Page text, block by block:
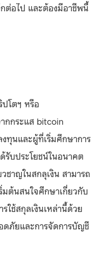
ต่อไป และต้องมีอาชีพนี้
ปโตฯ หรือ
กกระแส bitcoin
ทุนและผู้ที่เริ่มศึกษาการ
รับประโยชน์ในอนาคต
ชาญในสกลุเงิน สามารถ
ต้นสนใจศึกษาเกี่ยวกับ
ใช้สกุลเงินเหล่านี้ด้วย
ภัยและการจัดการบัญชี